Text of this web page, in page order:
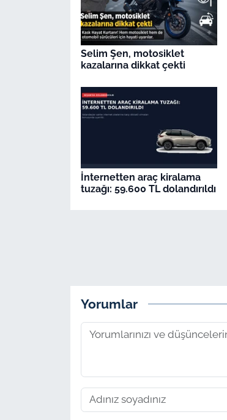
Selim Şen, motosiklet
kazalarına dikkat çekti
İnternetten araç kiralama
tuzağı: 59.600 TL dolandırıldı
Yorumlar